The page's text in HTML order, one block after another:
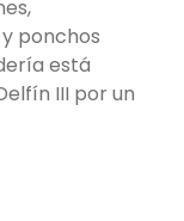
ponchos
está
III por un